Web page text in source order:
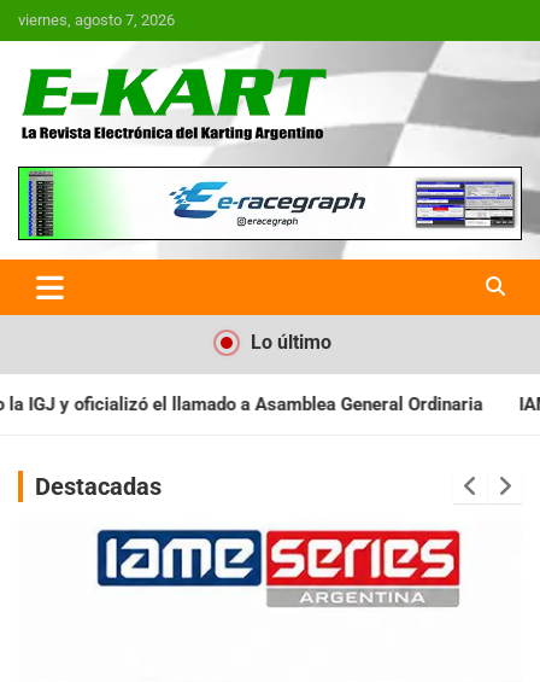
Saltar
al
viernes, agosto 7, 2026
E-Kart.com.ar | La Revista
Electrónica del Karting en
Argentina
Lo último
General Ordinaria IAME SERIES ARGENTINA:
Destacadas